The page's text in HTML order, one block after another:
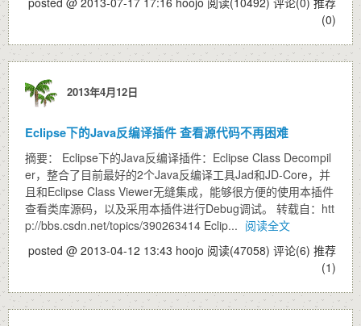
(0)
2013年4月12日
Eclipse下的Java反编译插件 查看源代码不再困难
摘要： Eclipse下的Java反编译插件：Eclipse Class Decompil
er，整合了目前最好的2个Java反编译工具Jad和JD-Core，并
且和Eclipse Class Viewer无缝集成，能够很方便的使用本插件
查看类库源码，以及采用本插件进行Debug调试。 转载自：htt
p://bbs.csdn.net/topics/390263414 Eclip... 阅读全文
posted @ 2013-04-12 13:43 hoojo 阅读(47058) 评论(6) 推荐
(1)